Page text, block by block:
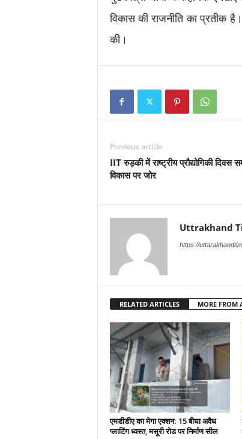
विकास की राजनीति का प्रतीक
की।
Previous article
IIT रुड़की में राष्ट्रीय प्रौद्योगिकी दिवस
विकास पर जोर
Uttrakhand
https://
RELATED ARTICLES MORE FROM
एमडीडीए का मेगा एक्शन: 15 बीघा अवैध
प्लाटिंग ध्वस्त, मसूरी रोड पर निर्माण सील